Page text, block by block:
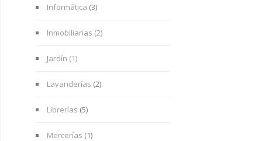
Informática (3)
Inmobiliarias (2)
Jardín (1)
Lavanderías (2)
Librerías (5)
Mercerías (1)